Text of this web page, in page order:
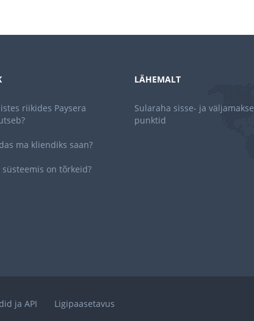
riikides Paysera
ma kliendiks saan?
süsteemis on tõrkeid?
LÄHEMALT
Sularaha sisse- ja väljamakse
punktid
ja API Ligipaasetavus